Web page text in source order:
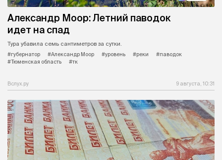
Александр Моор: Летний паводок
идет на спад
Тура убавила семь сантиметров за сутки.
#губернатор
#Александр Моор #уровень #реки
#паводок
#Тюменская область
#тк
Вслух.ру 9 августа, 10:31